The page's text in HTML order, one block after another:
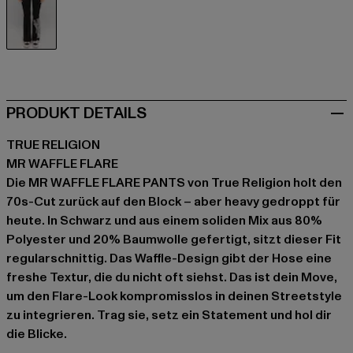
PRODUKT DETAILS
TRUE RELIGION
MR WAFFLE FLARE
Die MR WAFFLE FLARE PANTS von True Religion holt den
70s-Cut zurück auf den Block – aber heavy gedroppt für
heute. In Schwarz und aus einem soliden Mix aus 80%
Polyester und 20% Baumwolle gefertigt, sitzt dieser Fit
regularschnittig. Das Waffle-Design gibt der Hose eine
freshe Textur, die du nicht oft siehst. Das ist dein Move,
um den Flare-Look kompromisslos in deinen Streetstyle
zu integrieren. Trag sie, setz ein Statement und hol dir
die Blicke.